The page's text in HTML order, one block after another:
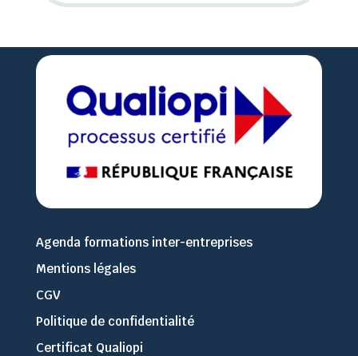
 02 51 36 35 57
Agenda formations inter-entreprises
Mentions légales
CGV
Politique de confidentialité
Certificat Qualiopi